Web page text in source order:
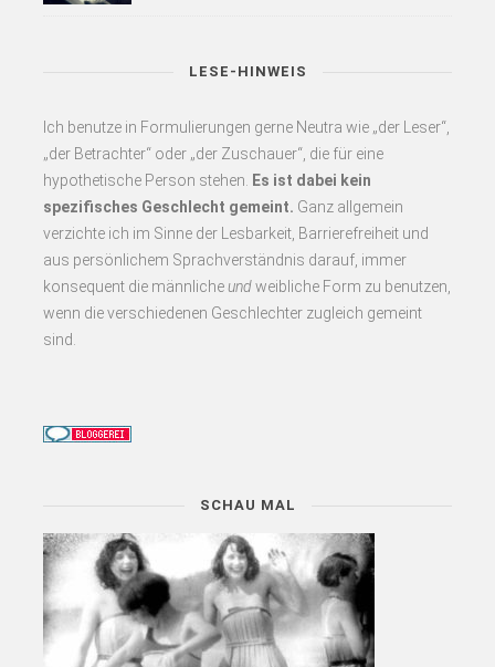
LESE-HINWEIS
Ich benutze in Formulierungen gerne Neutra wie „der Leser“,
„der Betrachter“ oder „der Zuschauer“, die für eine
hypothetische Person stehen.
Es ist dabei kein
spezifisches Geschlecht gemeint. Ganz allgemein
verzichte ich im Sinne der Lesbarkeit, Barrierefreiheit und
aus persönlichem Sprachverständnis darauf, immer
konsequent die männlicheundweibliche Form zu benutzen,
wenn die verschiedenen Geschlechter zugleich gemeint
sind.
SCHAU MAL